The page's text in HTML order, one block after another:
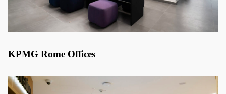
KPMG Rome Offices